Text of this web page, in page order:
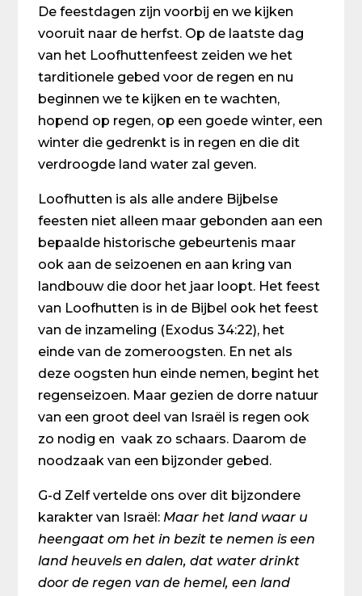
De feestdagen zijn voorbij en we kijken
vooruit naar de herfst. Op de laatste dag
van het Loofhuttenfeest zeiden we het
tarditionele gebed voor de regen en nu
beginnen we te kijken en te wachten,
hopend op regen, op een goede winter, een
winter die gedrenkt is in regen en die dit
verdroogde land water zal geven.
Loofhutten is als alle andere Bijbelse
feesten niet alleen maar gebonden aan een
bepaalde historische gebeurtenis maar
ook aan de seizoenen en aan kring van
landbouw die door het jaar loopt. Het feest
van Loofhutten is in de Bijbel ook het feest
van de inzameling (Exodus 34:22), het
einde van de zomeroogsten. En net als
deze oogsten hun einde nemen, begint het
regenseizoen. Maar gezien de dorre natuur
van een groot deel van Israël is regen ook
zo nodig en vaak zo schaars. Daarom de
noodzaak van een bijzonder gebed.
G-d Zelf vertelde ons over dit bijzondere
karakter van Israël: Maar het land waar u
heengaat om het in bezit te nemen is een
land heuvels en dalen, dat water drinkt
door de regen van de hemel, een land